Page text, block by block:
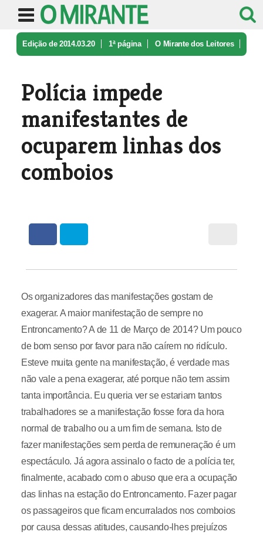
Edição de 2014.03.20 1ª página O Mirante dos Leitores
Polícia impede
manifestantes de
ocuparem linhas dos
comboios
Os organizadores das manifestações gostam de
exagerar. A maior manifestação de sempre no
Entroncamento? A de 11 de Março de 2014? Um pouco
de bom senso por favor para não caírem no ridículo.
Esteve muita gente na manifestação, é verdade mas
não vale a pena exagerar, até porque não tem assim
tanta importância. Eu queria ver se estariam tantos
trabalhadores se a manifestação fosse fora da hora
normal de trabalho ou a um fim de semana. Isto de
fazer manifestações sem perda de remuneração é um
espectáculo. Já agora assinalo o facto de a polícia ter,
finalmente, acabado com o abuso que era a ocupação
das linhas na estação do Entroncamento. Fazer pagar
os passageiros que ficam encurralados nos comboios
por causa dessas atitudes, causando-lhes prejuízos